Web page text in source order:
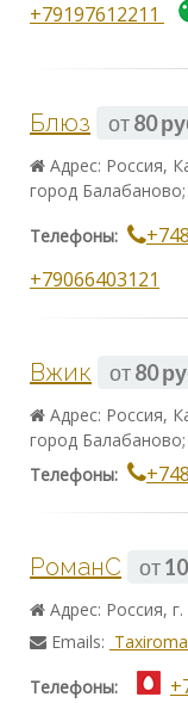
+79197612211
Блюз от80
Адрес: Россия,
город Балабаново;
Телефоны:
+79066403121
Вжик от80
Адрес: Россия,
город Балабаново;
Телефоны:
РоманС от
Адрес: Россия,
Emails:
Телефоны: